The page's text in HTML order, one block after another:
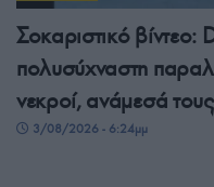
Σοκαριστικό βίντεο:
πολυσύχναστη
νεκροί, ανάμεσά τους
3/08/2026 - 6:24μμ